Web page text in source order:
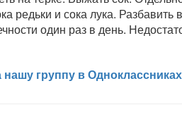
редьки и сока лука.
один раз в день.
группу в Одноклассниках